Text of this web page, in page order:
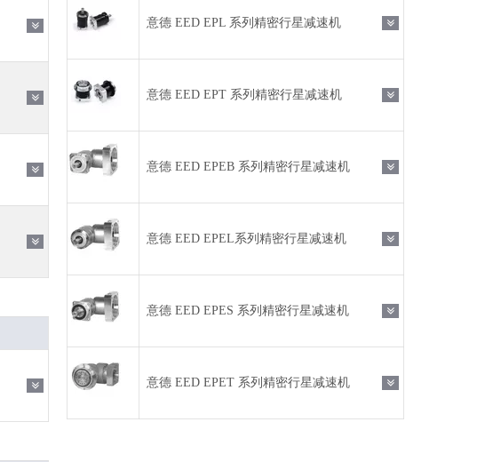
意德 EED EPL 系列精密行星减速机
意德 EED EPT 系列精密行星减速机
意德 EED EPEB 系列精密行星减速机
意德 EED EPEL系列精密行星减速机
意德 EED EPES 系列精密行星减速机
意德 EED EPET 系列精密行星减速机